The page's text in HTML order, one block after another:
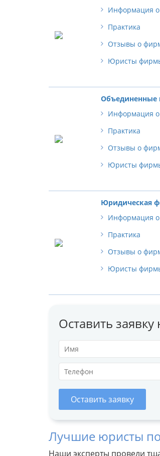
Информация
Практика
Отзывы о
Юристы
Объединенные
Информация
Практика
Отзывы о
Юристы
Юридическая
Информация
Практика
Отзывы о
Юристы
Оставить
Оставить заявку
Лучшие юристы
Наши эксперты провели